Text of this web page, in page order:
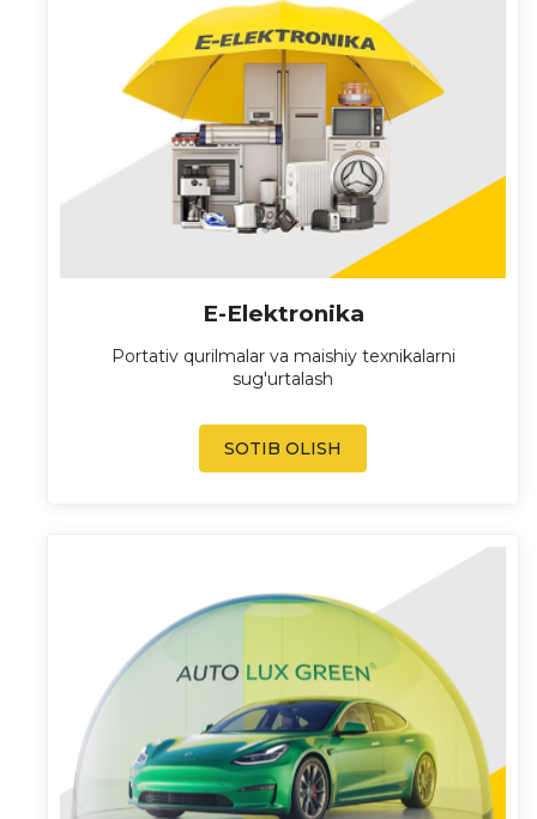
E-Elektronika
Portativ qurilmalar va maishiy texnikalarni
sug'urtalash
SOTIB OLISH